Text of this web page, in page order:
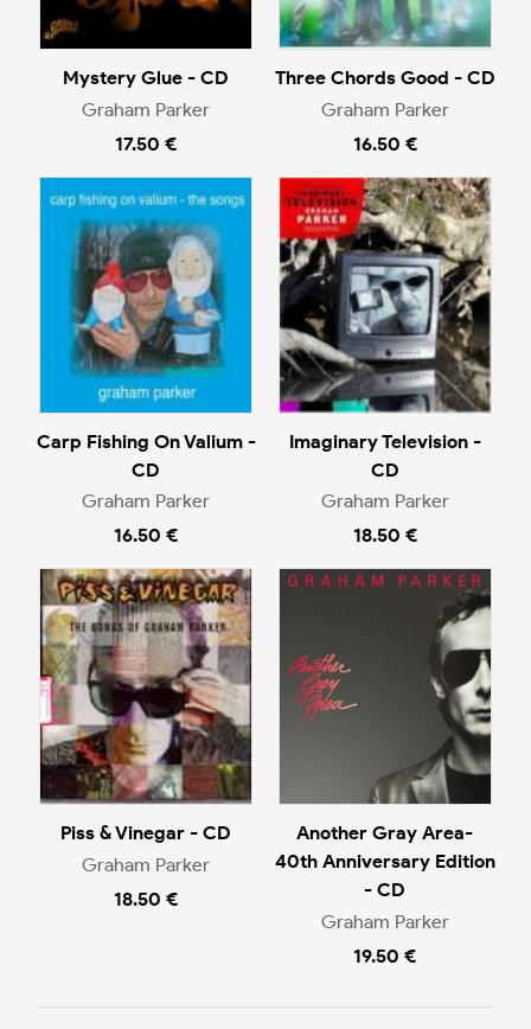
Mystery Glue - CD
Graham Parker
17.50 €
Three Chords Good - CD
Graham Parker
16.50 €
Carp Fishing On Valium -
CD
Graham Parker
16.50 €
Imaginary Television -
CD
Graham Parker
18.50 €
Piss & Vinegar - CD
Graham Parker
18.50 €
Another Gray Area-
40th Anniversary Edition
- CD
Graham Parker
19.50 €